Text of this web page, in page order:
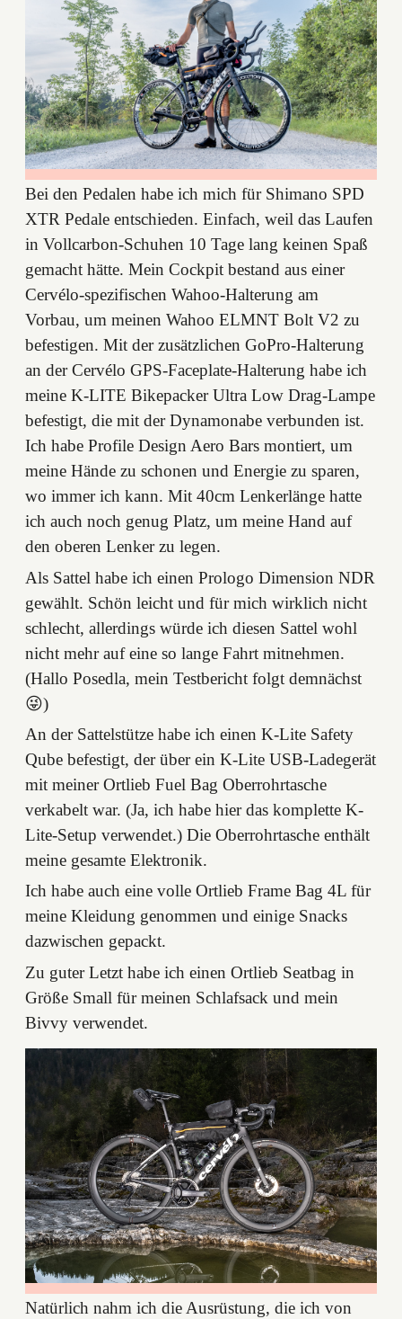
Bei den Pedalen habe ich mich für Shimano SPD
XTR Pedale entschieden. Einfach, weil das Laufen
in Vollcarbon-Schuhen 10 Tage lang keinen Spaß
gemacht hätte. Mein Cockpit bestand aus einer
Cervélo-spezifischen Wahoo-Halterung am
Vorbau, um meinen Wahoo ELMNT Bolt V2 zu
befestigen. Mit der zusätzlichen GoPro-Halterung
an der Cervélo GPS-Faceplate-Halterung habe ich
meine K-LITE Bikepacker Ultra Low Drag-Lampe
befestigt, die mit der Dynamonabe verbunden ist.
Ich habe Profile Design Aero Bars montiert, um
meine Hände zu schonen und Energie zu sparen,
wo immer ich kann. Mit 40cm Lenkerlänge hatte
ich auch noch genug Platz, um meine Hand auf
den oberen Lenker zu legen.
Als Sattel habe ich einen Prologo Dimension NDR
gewählt. Schön leicht und für mich wirklich nicht
schlecht, allerdings würde ich diesen Sattel wohl
nicht mehr auf eine so lange Fahrt mitnehmen.
(Hallo Posedla, mein Testbericht folgt demnächst
😜)
An der Sattelstütze habe ich einen K-Lite Safety
Qube befestigt, der über ein K-Lite USB-Ladegerät
mit meiner Ortlieb Fuel Bag Oberrohrtasche
verkabelt war. (Ja, ich habe hier das komplette K-
Lite-Setup verwendet.) Die Oberrohrtasche enthält
meine gesamte Elektronik.
Ich habe auch eine volle Ortlieb Frame Bag 4L für
meine Kleidung genommen und einige Snacks
dazwischen gepackt.
Zu guter Letzt habe ich einen Ortlieb Seatbag in
Größe Small für meinen Schlafsack und mein
Bivvy verwendet.
Natürlich nahm ich die Ausrüstung, die ich von